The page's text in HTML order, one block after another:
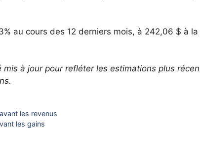
au cours des 12 derniers mois, à 242,06 $ à
à jour pour refléter les estimations plus
les revenus
les gains